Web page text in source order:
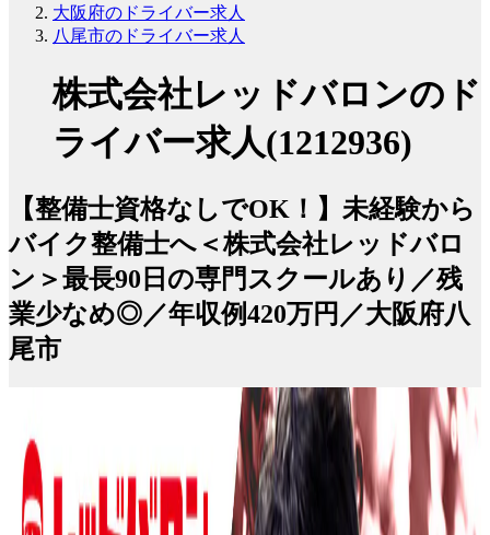
大阪府のドライバー求人
八尾市のドライバー求人
株式会社レッドバロンのド
ライバー求人(1212936)
【整備士資格なしでOK！】未経験から
バイク整備士へ＜株式会社レッドバロ
ン＞最長90日の専門スクールあり／残
業少なめ◎／年収例420万円／大阪府八
尾市